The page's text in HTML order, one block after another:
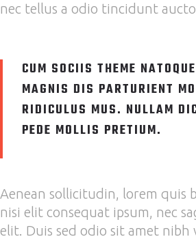
nec tellus a odio tincidunt
CUM SOCIIS THEME
MAGNIS DIS PARTURIENT
RIDICULUS MUS. NULLAM
PEDE MOLLIS PRETIUM.
Aenean sollicitudin, lorem quis
nisi elit consequat ipsum, nec
elit. Duis sed odio sit amet nibh